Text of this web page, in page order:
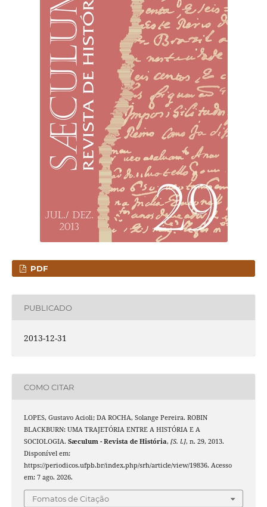
PDF
PUBLICADO
2013-12-31
COMO CITAR
LOPES, Gustavo Acioli; DA ROCHA, Solange Pereira. ROBIN
BLACKBURN: UMA TRAJETÓRIA ENTRE A HISTÓRIA E A
SOCIOLOGIA. Sæculum - Revista de História, [S. l.], n. 29, 2013.
Disponível em:
https://periodicos.ufpb.br/index.php/srh/article/view/19836. Acesso
em: 7 ago. 2026.
Fomatos de Citação